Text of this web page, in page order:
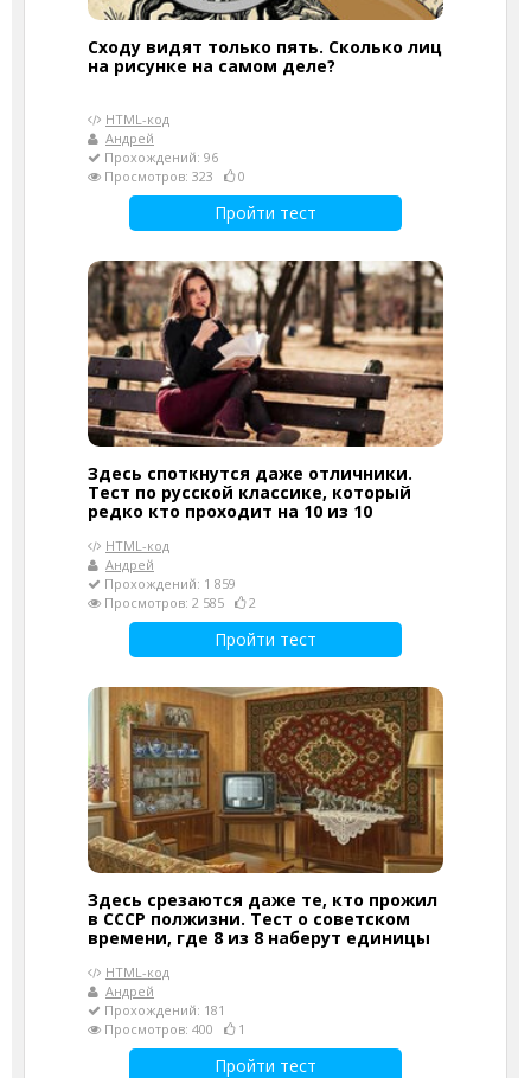
Сходу видят только пять. Сколько лиц
на рисунке на самом деле?
HTML-код
Андрей
Прохождений: 96
Просмотров: 323
0
Пройти тест
Здесь споткнутся даже отличники.
Тест по русской классике, который
редко кто проходит на 10 из 10
HTML-код
Андрей
Прохождений: 1 859
Просмотров: 2 585
2
Пройти тест
Здесь срезаются даже те, кто прожил
в СССР полжизни. Тест о советском
времени, где 8 из 8 наберут единицы
HTML-код
Андрей
Прохождений: 181
Просмотров: 400
1
Пройти тест